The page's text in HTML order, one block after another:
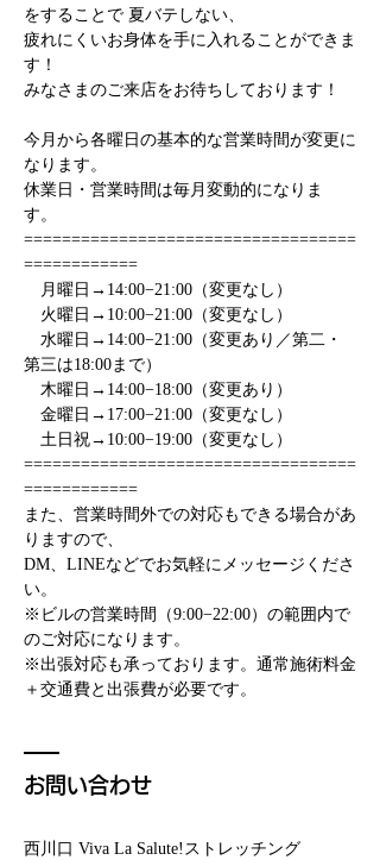
をすることで 夏バテしない、
疲れにくいお身体を手に入れることができま
す！
みなさまのご来店をお待ちしております！
今月から各曜日の基本的な営業時間が変更に
なります。
休業日・営業時間は毎月変動的になりま
す。
===================================
============
月曜日→14:00−21:00（変更なし）
火曜日→10:00−21:00（変更なし）
水曜日→14:00−21:00（変更あり／第二・
第三は18:00まで）
木曜日→14:00−18:00（変更あり）
金曜日→17:00−21:00（変更なし）
土日祝→10:00−19:00（変更なし）
===================================
============
また、営業時間外での対応もできる場合があ
りますので、
DM、LINEなどでお気軽にメッセージくださ
い。
※ビルの営業時間（9:00−22:00）の範囲内で
のご対応になります。
※出張対応も承っております。通常施術料金
＋交通費と出張費が必要です。
お問い合わせ
西川口 Viva La Salute!ストレッチング